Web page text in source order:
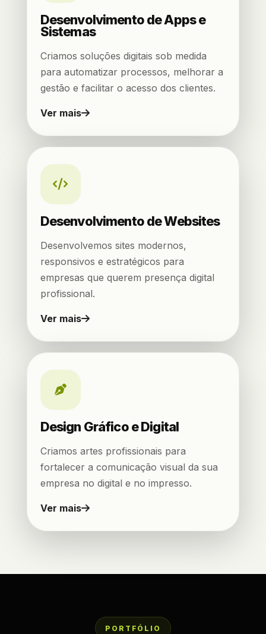
Desenvolvimento de Apps e
Sistemas
Criamos soluções digitais sob medida
para automatizar processos, melhorar a
gestão e facilitar o acesso dos clientes.
Ver mais
Desenvolvimento de Websites
Desenvolvemos sites modernos,
responsivos e estratégicos para
empresas que querem presença digital
profissional.
Ver mais
Design Gráfico e Digital
Criamos artes profissionais para
fortalecer a comunicação visual da sua
empresa no digital e no impresso.
Ver mais
PORTFÓLIO